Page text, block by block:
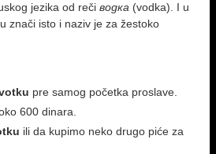
jezika od reči водка (vodka). I u
znači isto i naziv je za žestoko
pre samog početka proslave.
600 dinara.
ili da kupimo neko drugo piće za